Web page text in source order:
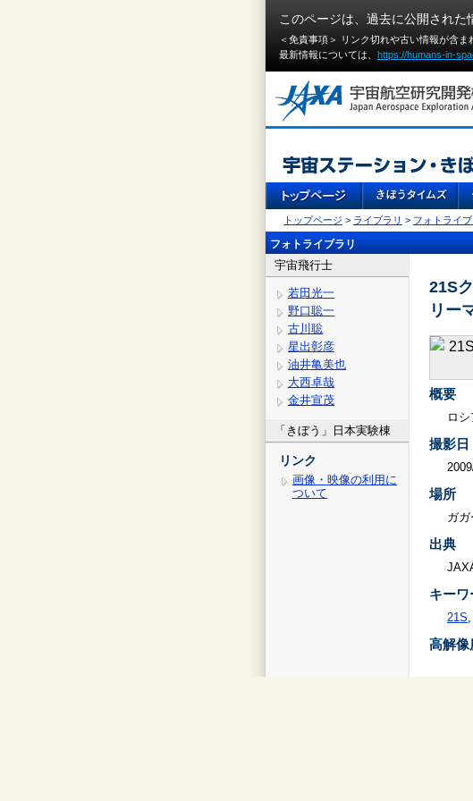
このページは、過去に公開された
＜免責事項＞ リンク切れや古い情報が含
最新情報については、 https://humans-in-
トップページ > ライブラリ > フォトライブ
フォトライブラリ
宇宙飛行士
若田光一
野口聡一
古川聡
星出彰彦
油井亀美也
大西卓哉
金井宣茂
「きぼう」日本実験棟
リンク
画像・映像の利用に
ついて
21S
リー
概要
ロ
撮影日
場所
ガ
出典
キーワ
21S,
高解像